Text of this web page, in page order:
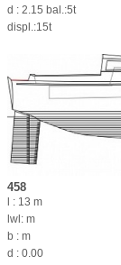
d : 2.15 bal.:5t
displ.:15t
458
l : 13 m
lwl: m
b : m
d : 0.00